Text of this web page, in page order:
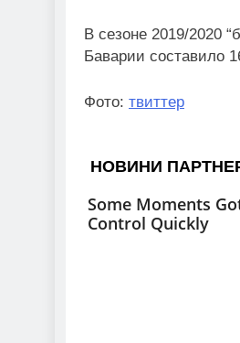
В сезоне 2019/2020
Баварии составило
Фото: твиттер